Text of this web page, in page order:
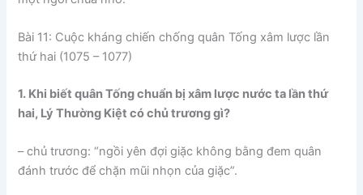
Bài 11: Cuộc kháng chiến chống quân Tống xâm lược lần
thứ hai (1075 – 1077)
1. Khi biết quân Tống chuẩn bị xâm lược nước ta lần thứ
hai, Lý Thường Kiệt có chủ trương gì?
– chủ trương: “ngồi yên đợi giặc không bằng đem quân
đánh trước để chặn mũi nhọn của giặc”.